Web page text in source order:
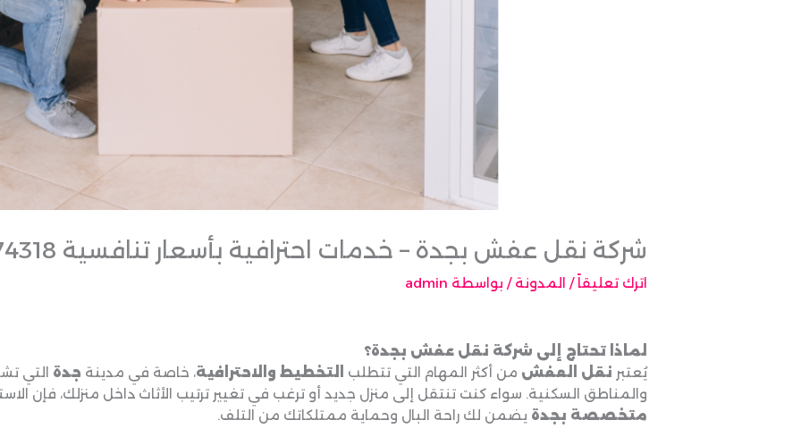
شركة نقل عفش بجدة – خدمات احترافية بأسعار تنافسية 0506774318
اترك تعليقاً / المدونة / بواسطة admin
لماذا تحتاج إلى شركة نقل عفش بجدة؟
يُعتبر نقل العفش من أكثر المهام التي تتطلب التخطيط والاحترافية، خاصة في مدينةجدة التي
والمناطق السكنية. سواء كنت تنتقل إلى منزل جديد أو ترغب في تغيير ترتيب الأثاث داخل منزلك، فإن
متخصصة بجدة يضمن لك راحة البال وحماية ممتلكاتك من التلف.